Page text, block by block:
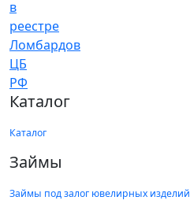
Каталог
Каталог
Займы
Займы под залог ювелирных изделий